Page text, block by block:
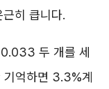
히 큽니다.
두 개를 세
기억하면 3.3%계